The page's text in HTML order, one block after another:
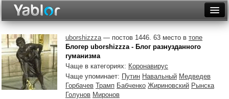
Неделя
Месяц
Рейтинги
uborshizzza— постов 1446. 63 место в топе
Блогер uborshizzza - Блог разнузданного
гуманизма
Чаще в категориях: Коронавирус
Чаще упоминает: Путин Навальный Медведев
Горбачев Трамп Бабченко Жириновский Рынска
Голунов Миронов